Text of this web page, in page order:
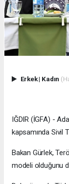
Erkek| Kadın
IĞDIR (İGFA) -
kapsamında Sivil
Bakan Gürlek,
modeli olduğunu